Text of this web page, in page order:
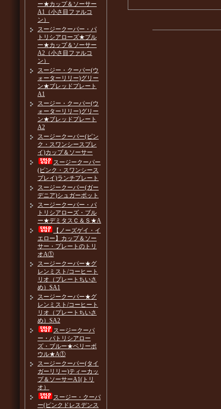
ー★カップ＆ソーサー
A1（小さ目ファルコ
ン）
スージークーパー・パ
トリシアローズ★ブル
ー★カップ＆ソーサー
A2（小さ目ファルコ
ン）
スージー・クーパー(ウ
ォーターリリー)グリー
ン★ブレッドプレート
A1
スージー・クーパー(ウ
ォーターリリー)グリー
ン★ブレッドプレート
A2
スージークーパー(ピン
ク・スワンシースプレ
イ)カップ＆ソーサー
スージークーパー
(ピンク・スワンシース
プレイ)ランチプレート
スージークーパー(ガー
デニア)シュガーポット
スージークーパー・パ
トリシアローズ・ブル
ー★デミタスＣ＆Ｓ★A
【ノーズゲイ・イ
エロー】カップ＆ソー
サー・プレートのトリ
オA①
スージークーパー★グ
レンミスト/コーヒート
リオ（プレートちいさ
め）SA1
スージークーパー★グ
レンミスト/コーヒート
リオ（プレートちいさ
め）SA2
スージークーパ
ー・パトリシアロー
ズ・ブルー★ベリーボ
ウル★A①
スージークーパー(タイ
ガーリリー)ティーカッ
プ＆ソーサーA1(トリ
オ）
スージー・クーパ
ー(ピンクドレスデンス